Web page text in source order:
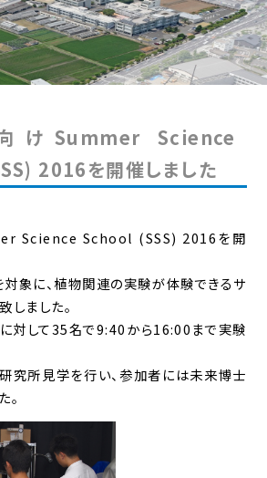
けSummer Science
2016を開催しました
Science School (SSS) 2016を開
象に、植物関連の実験が体験できるサ
しました。
対して35名で9:40から16:00まで実験
究所見学を行い、参加者には未来博士
。